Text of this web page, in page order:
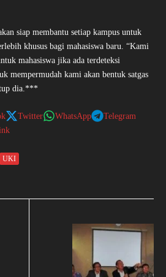
siap membantu setiap kampus untuk
khusus bagi mahasiswa baru. “Kami
mahasiswa jika ada terdeteksi
mempermudah kami akan bentuk satgas
dia.***
Twitter WhatsApp
Telegram
UKI